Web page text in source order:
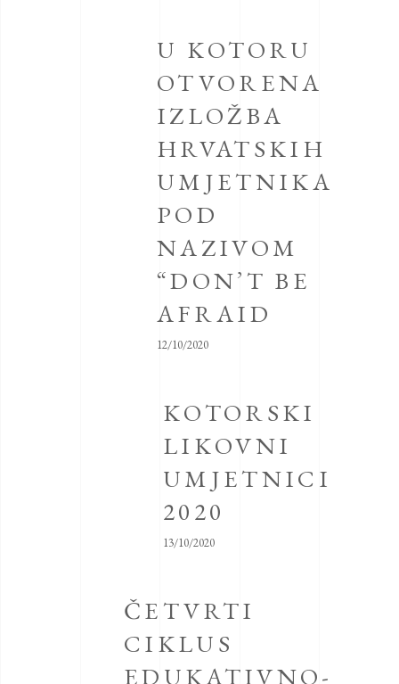
U KOTORU
OTVORENA
IZLOŽBA
HRVATSKIH
UMJETNIKA
POD
NAZIVOM
“DON’T BE
AFRAID
12/10/2020
KOTORSKI
LIKOVNI
UMJETNICI
2020
13/10/2020
ČETVRTI
CIKLUS
EDUKATIVNO-